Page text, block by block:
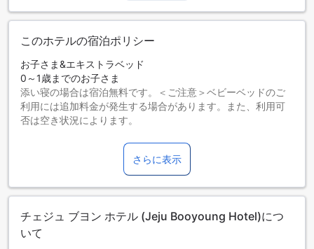
このホテルの宿泊ポリシー
お子さま&エキストラベッド
0～1歳までのお子さま
添い寝の場合は宿泊無料です。＜ご注意＞ベビーベッドのご
利用には追加料金が発生する場合があります。また、利用可
否は空き状況によります。
添い寝の場合は宿泊無料です。
13歳以上の宿泊者は大人とみなされます。
エキストラベッドの追加可否は、ルームタイプにより異なり
ます。各ルームタイプ欄の記載をお確かめください。ルーム
ていない場合は、エキストラベッドの追加はできません。
【ご注意】6部屋以上をご予約の場合は、異なるご予約条件や
さらに表示
チェジュ ブヨン ホテル (Jeju Booyoung Hotel)につ
いて